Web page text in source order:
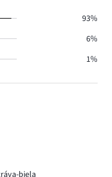
93%
6%
1%